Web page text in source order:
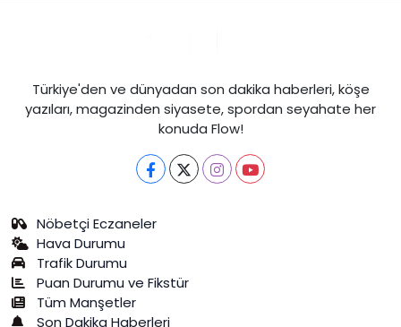
Türkiye'den ve dünyadan son dakika haberleri, köşe
yazıları, magazinden siyasete, spordan seyahate her
konuda Flow!
Nöbetçi Eczaneler
Hava Durumu
Trafik Durumu
Puan Durumu ve Fikstür
Tüm Manşetler
Son Dakika Haberleri